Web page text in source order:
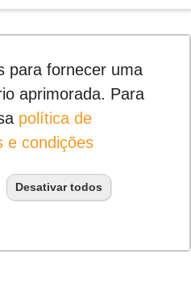
para fornecer uma
aprimorada. Para
política de
e condições
Desativar todos